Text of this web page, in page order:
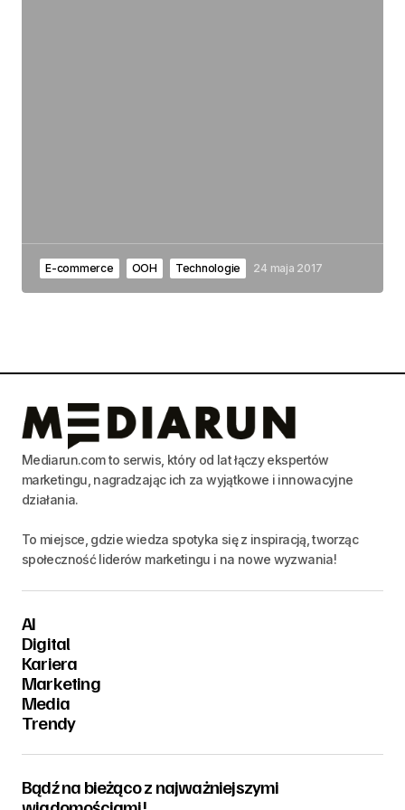
E-commerce OOH Technologie 24 maja 2017
Mediarun.com to serwis, który od lat łączy ekspertów
marketingu, nagradzając ich za wyjątkowe i innowacyjne
działania.
To miejsce, gdzie wiedza spotyka się z inspiracją, tworząc
społeczność liderów marketingu i na nowe wyzwania!
AI
Digital
Kariera
Marketing
Media
Trendy
Bądź na bieżąco z najważniejszymi